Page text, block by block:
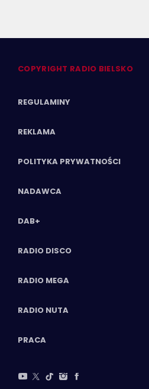
COPYRIGHT RADIO BIELSKO
REGULAMINY
REKLAMA
POLITYKA PRYWATNOŚCI
NADAWCA
DAB+
RADIO DISCO
RADIO MEGA
RADIO NUTA
PRACA